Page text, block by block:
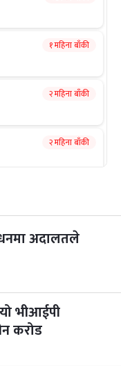
१ महिना बाँकी
२ महिना बाँकी
२ महिना बाँकी
२ महिना बाँकी
अदालतले
भीआईपी
करोड